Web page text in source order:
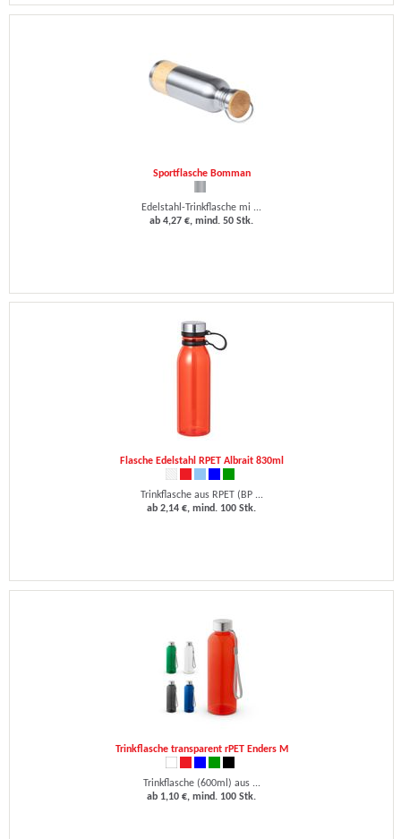
Sportflasche Bomman
Edelstahl-Trinkflasche mi ...
ab 4,27 €, mind. 50 Stk.
Flasche Edelstahl RPET Albrait 830ml
Trinkflasche aus RPET (BP ...
ab 2,14 €, mind. 100 Stk.
Trinkflasche transparent rPET Enders M
Trinkflasche (600ml) aus ...
ab 1,10 €, mind. 100 Stk.